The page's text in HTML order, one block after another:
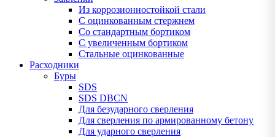
Из коррозионностойкой стали
С оцинкованным стержнем
Со стандартным бортиком
С увеличенным бортиком
Стальные оцинкованные
Расходники
Буры
SDS
SDS DBCN
Для безударного сверления
Для сверления по армированному бетону
Для ударного сверления